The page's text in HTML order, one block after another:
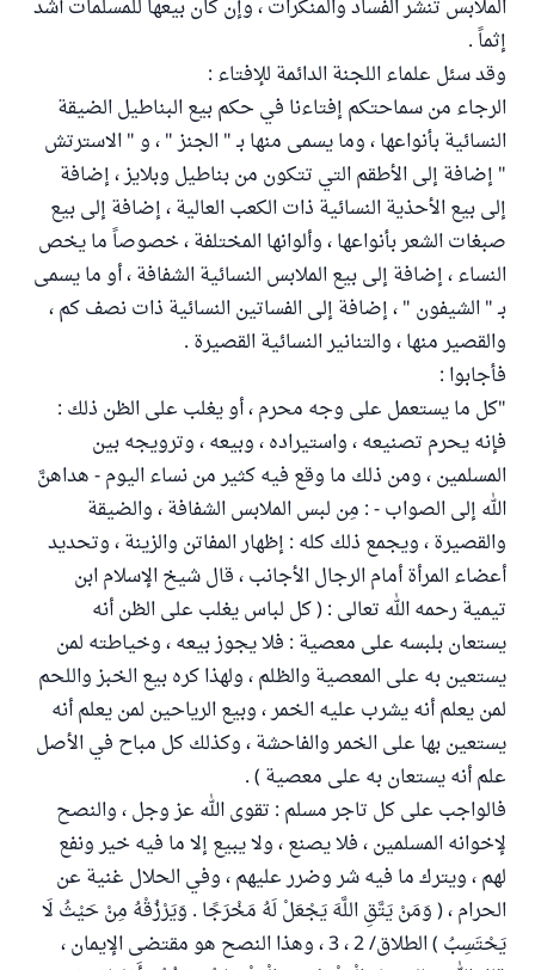
الملابس تنشر الفساد والمنكرات ، وإن كان بيعها للمسلمات أشد
إثماً .
وقد سئل علماء اللجنة الدائمة للإفتاء :
الرجاء من سماحتكم إفتاءنا في حكم بيع البناطيل الضيقة
النسائية بأنواعها ، وما يسمى منها بـ " الجنز " ، و " الاسترتش
" إضافة إلى الأطقم التي تتكون من بناطيل وبلايز ، إضافة
إلى بيع الأحذية النسائية ذات الكعب العالية ، إضافة إلى بيع
صبغات الشعر بأنواعها ، وألوانها المختلفة ، خصوصاً ما يخص
النساء ، إضافة إلى بيع الملابس النسائية الشفافة ، أو ما يسمى
بـ " الشيفون " ، إضافة إلى الفساتين النسائية ذات نصف كم ،
والقصير منها ، والتنانير النسائية القصيرة .
فأجابوا :
"كل ما يستعمل على وجه محرم ، أو يغلب على الظن ذلك :
فإنه يحرم تصنيعه ، واستيراده ، وبيعه ، وترويجه بين
المسلمين ، ومن ذلك ما وقع فيه كثير من نساء اليوم - هداهنَّ
الله إلى الصواب - : مِن لبس الملابس الشفافة ، والضيقة
والقصيرة ، ويجمع ذلك كله : إظهار المفاتن والزينة ، وتحديد
أعضاء المرأة أمام الرجال الأجانب ، قال شيخ الإسلام ابن
تيمية رحمه الله تعالى : ( كل لباس يغلب على الظن أنه
يستعان بلبسه على معصية : فلا يجوز بيعه ، وخياطته لمن
يستعين به على المعصية والظلم ، ولهذا كره بيع الخبز واللحم
لمن يعلم أنه يشرب عليه الخمر ، وبيع الرياحين لمن يعلم أنه
يستعين بها على الخمر والفاحشة ، وكذلك كل مباح في الأصل
علم أنه يستعان به على معصية ) .
فالواجب على كل تاجر مسلم : تقوى الله عز وجل ، والنصح
لإخوانه المسلمين ، فلا يصنع ، ولا يبيع إلا ما فيه خير ونفع
لهم ، ويترك ما فيه شر وضرر عليهم ، وفي الحلال غنية عن
الحرام ، ( وَمَنْ يَتَّقِ اللَّهَ يَجْعَلْ لَهُ مَخْرَجًا . وَيَرْزُقْهُ مِنْ حَيْثُ لَا
يَحْتَسِبُ ) الطلاق/ 2 ، 3 ، وهذا النصح هو مقتضى الإيمان ،